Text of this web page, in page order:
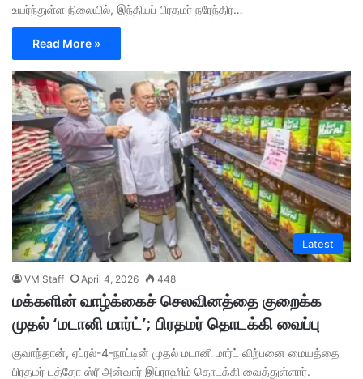
உயர்ந்துள்ள நிலையில், இந்தியப் பிரதமர் நரேந்திர…
Read More »
Latest
VM Staff April 4, 2026 448
மக்களின் வாழ்க்கைச் செலவினத்தை குறைக்க
முதல் ‘மடானி மார்ட்’; பிரதமர் தொடக்கி வைப்பு
குவாந்தான், ஏப்ரல்-4-நாட்டின் முதல் மடானி மார்ட் விற்பனை மையத்தை
பிரதமர் டத்தோ ஸ்ரீ அன்வார் இப்ராஹிம் தொடக்கி வைத்துள்ளார்.